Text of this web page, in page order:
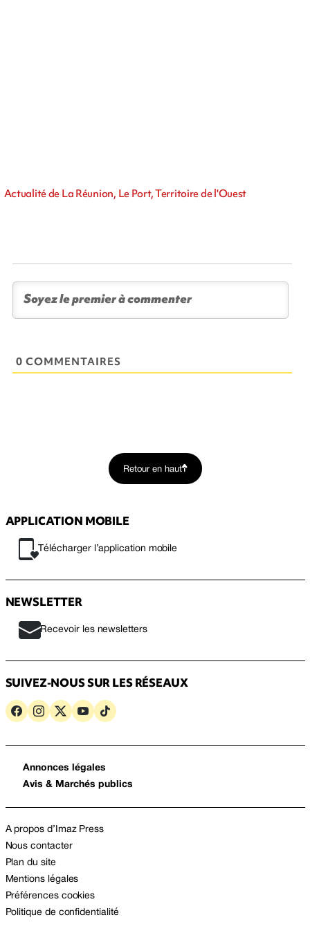
Actualité de La Réunion, Le Port, Territoire de l'Ouest
0 COMMENTAIRES
Retour en haut
APPLICATION MOBILE
Télécharger l’application mobile
NEWSLETTER
Recevoir les newsletters
SUIVEZ-NOUS SUR LES RÉSEAUX
Annonces légales
Avis & Marchés publics
A propos d’Imaz Press
Nous contacter
Plan du site
Mentions légales
Préférences cookies
Politique de confidentialité